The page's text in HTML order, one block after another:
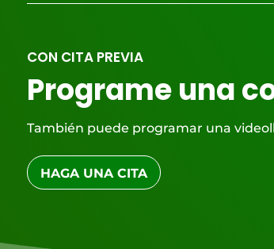
CON CITA PREVIA
Programe una
También puede programar una
HAGA UNA CITA